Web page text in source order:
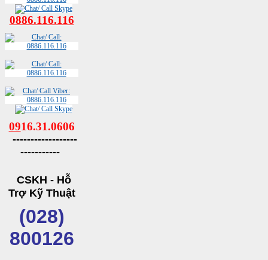
0886.116.116
0916.31.0606
------------------
-----------
CSKH - Hỗ
Trợ Kỹ Thuật
(028)
800126